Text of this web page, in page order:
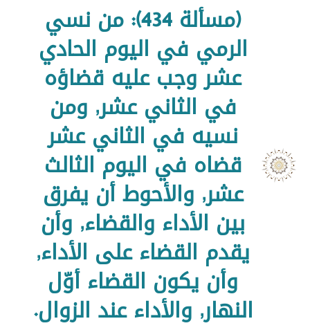
(مسألة 434): من نسي
الرمي في اليوم الحادي
عشر وجب عليه قضاؤه
في الثاني عشر, ومن
نسيه في الثاني عشر
قضاه في اليوم الثالث
عشر, والأحوط أن يفرق
بين الأداء والقضاء, وأن
يقدم القضاء على الأداء,
وأن يكون القضاء أوّل
النهار, والأداء عند الزوال.